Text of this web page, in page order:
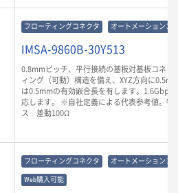
フローティングコネクタ オートメーションコ
IMSA-9860B-30Y513
0.8mmピッチ、平行接続の基板対基板コネク
ィング（可動）構造を備え、XYZ方向に
は0.5mmの有効嵌合長を有します。
応します。 ※自社定義による代表参考値。特
ス 差動100Ω
フローティングコネクタ オートメーションコ
Web購入可能